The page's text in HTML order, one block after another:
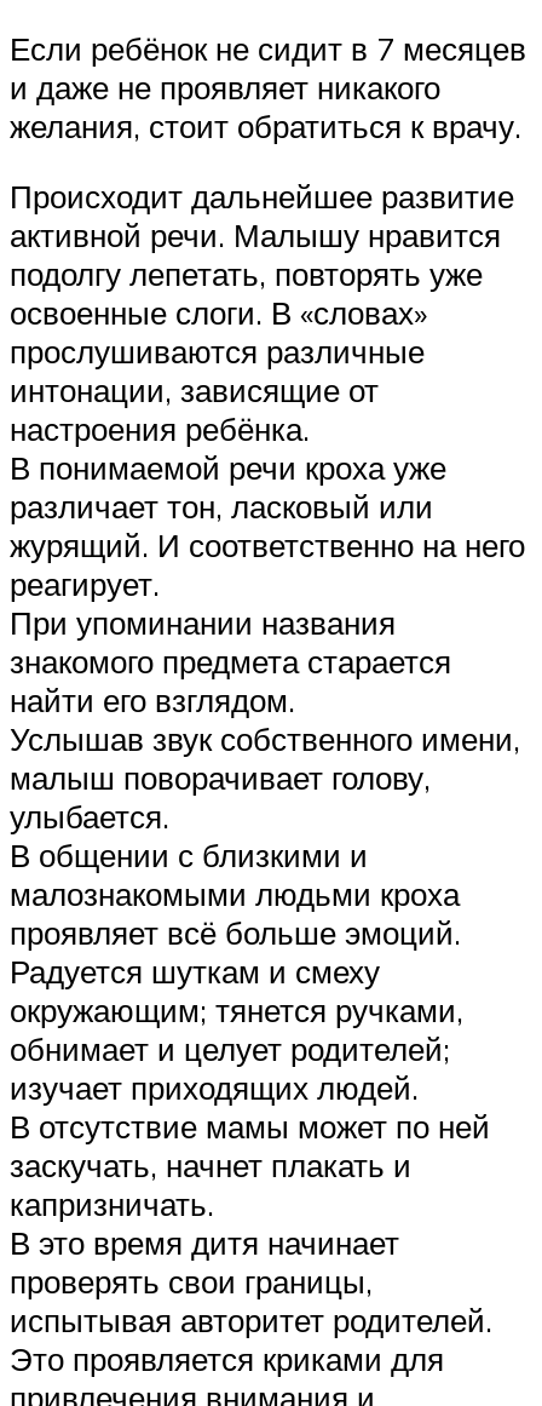
Если ребёнок не сидит в 7 месяцев
и даже не проявляет никакого
желания, стоит обратиться к врачу.
Происходит дальнейшее развитие
активной речи. Малышу нравится
подолгу лепетать, повторять уже
освоенные слоги. В «словах»
прослушиваются различные
интонации, зависящие от
настроения ребёнка.
В понимаемой речи кроха уже
различает тон, ласковый или
журящий. И соответственно на него
реагирует.
При упоминании названия
знакомого предмета старается
найти его взглядом.
Услышав звук собственного имени,
малыш поворачивает голову,
улыбается.
В общении с близкими и
малознакомыми людьми кроха
проявляет всё больше эмоций.
Радуется шуткам и смеху
окружающим; тянется ручками,
обнимает и целует родителей;
изучает приходящих людей.
В отсутствие мамы может по ней
заскучать, начнет плакать и
капризничать.
В это время дитя начинает
проверять свои границы,
испытывая авторитет родителей.
Это проявляется криками для
привлечения внимания и